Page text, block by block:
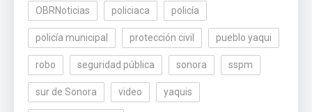
OBRNoticias policiaca policía
policía municipal protección civil pueblo yaqui
robo seguridad pública sonora sspm
sur de Sonora video yaquis